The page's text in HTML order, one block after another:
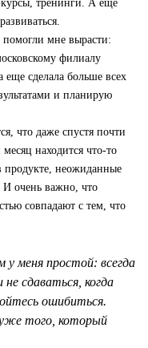
тренинги. А еще
помогли мне вырасти:
филиалу
еще сделала больше всех
и планирую
что даже спустя почти
находится что-то
продукте, неожиданные
И очень важно, что
совпадают с тем, что
меня простой: всегда
сдаваться, когда
ошибиться.
того, который